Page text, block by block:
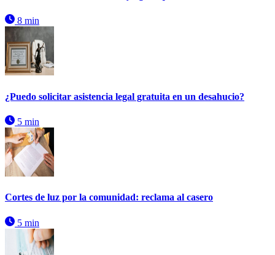
8 min
¿Puedo solicitar asistencia legal gratuita en un desahucio?
5 min
Cortes de luz por la comunidad: reclama al casero
5 min